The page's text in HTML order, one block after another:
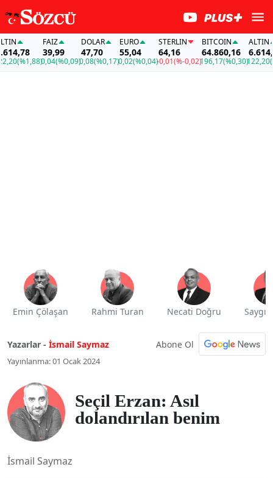
(%1,88)
39,99
0,04(%0,09)
DOLAR
47,70
0,08(%0,17)
EURO
55,04
0,02(%0,04)
STERLIN
64,16
-0,01(%-0,02)
BITCOIN
64.860,16
196,17(%0,30)
ALTIN
6.614,78
122,20
Emin Çölaşan Rahmi Turan Necati Doğru Saygı
Yazarlar - İsmail Saymaz Abone Ol
Yayınlanma: 01 Ocak 2024
Seçil Erzan: Asıl
dolandırılan benim
İsmail Saymaz